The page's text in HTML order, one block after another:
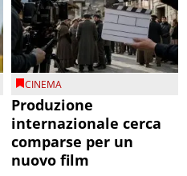
CINEMA
Produzione
internazionale cerca
comparse per un
nuovo film